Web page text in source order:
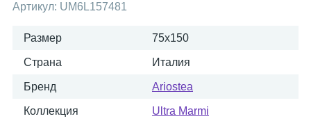
Артикул: UM6L157481
Размер 75x150
Страна Италия
Бренд Ariostea
Коллекция Ultra Marmi